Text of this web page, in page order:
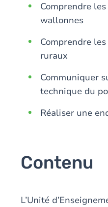
Comprendre
wallonnes
Comprendre
ruraux
Communiquer
technique du
Réaliser une
Contenu
L’Unité